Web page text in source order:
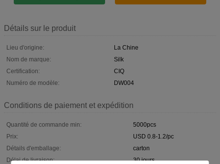
Détails sur le produit
Lieu d'origine:
La Chine
Nom de marque:
Silk
Certification:
CIQ
Numéro de modèle:
DW004
Conditions de paiement et expédition
Quantité de commande min:
5000pcs
Prix:
USD 0.8-1.2/pc
Détails d'emballage:
carton
Délai de livraison:
30 jours